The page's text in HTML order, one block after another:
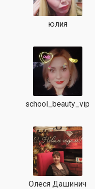
юлия
school_beauty_vip
Олеся Дашинич